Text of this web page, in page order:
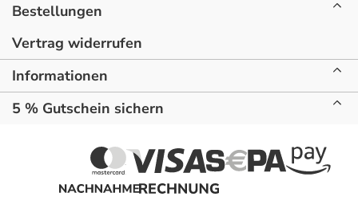
Bestellungen
Vertrag widerrufen
Informationen
5 % Gutschein sichern